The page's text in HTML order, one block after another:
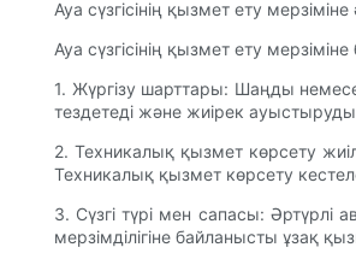
Ауа сүзгісінің қызмет ету
Ауа сүзгісінің қызмет ету
1. Жүргізу шарттары: Шаңды немесе
тездетеді және жиірек
2. Техникалық қызмет көрсету
Техникалық қызмет көрсету
3. Сүзгі түрі мен сапасы: Әртүрлі
мерзімділігіне байланысты ұзақ